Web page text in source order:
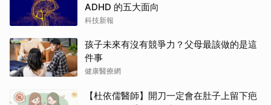
ADHD 的五大面向
科技新報
孩子未來有沒有競爭力？父母最該做的是這
件事
健康醫療網
【杜依儒醫師】開刀一定會在肚子上留下疤